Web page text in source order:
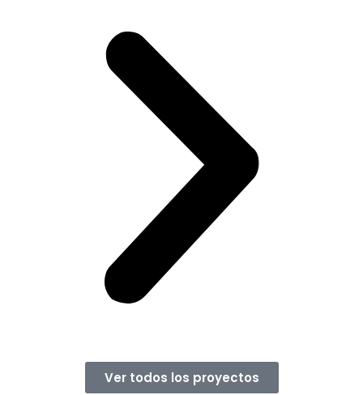
Ver todos los proyectos